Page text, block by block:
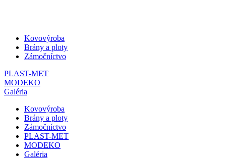
Kovovýroba
Brány a ploty
Zámočníctvo
PLAST-MET
MODEKO
Galéria
Kovovýroba
Brány a ploty
Zámočníctvo
PLAST-MET
MODEKO
Galéria